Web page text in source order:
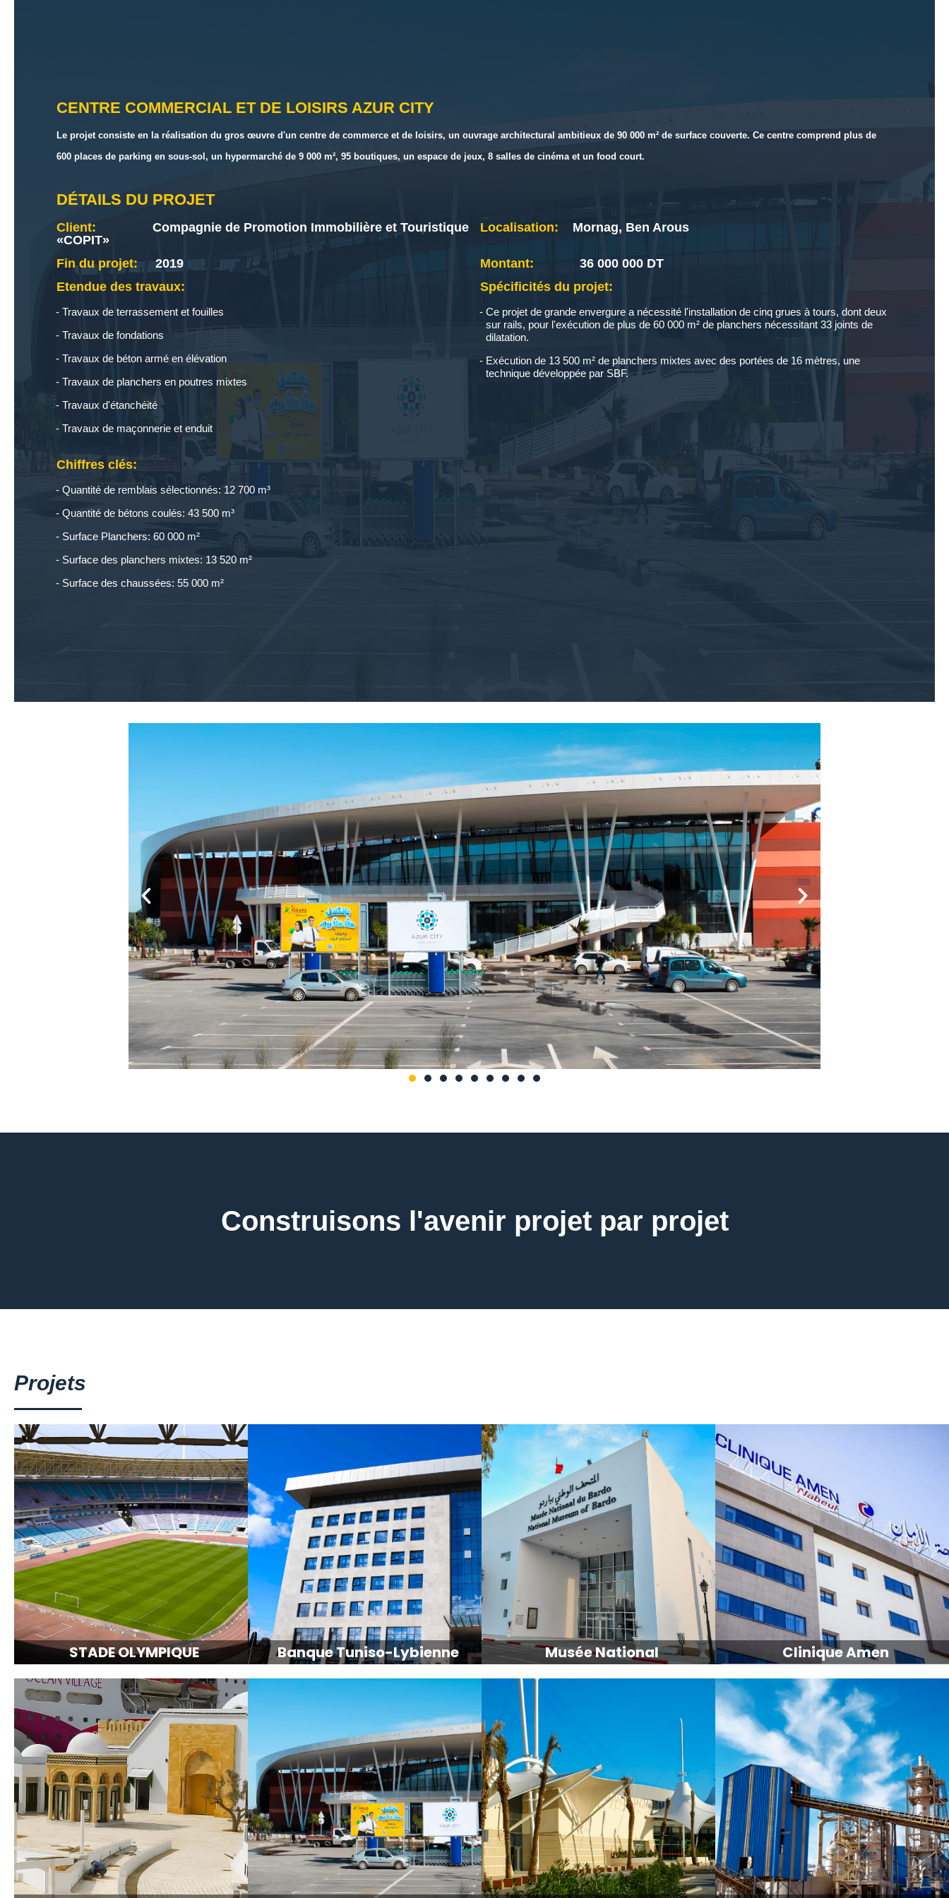
CENTRE COMMERCIAL ET DE LOISIRS AZUR CITY
Le projet consiste en la réalisation du gros œuvre d'un centre de commerce et de loisirs, un ouvrage architectural ambitieux de 90 000 m² de surface couverte. Ce centre comprend plus de
600 places de parking en sous-sol, un hypermarché de 9 000 m², 95 boutiques, un espace de jeux, 8 salles de cinéma et un food court.
DÉTAILS DU PROJET
Client:
Compagnie de Promotion Immobilière et Touristique
«COPIT»
Localisation: Mornag, Ben Arous
Fin du projet: 2019 Montant:
36 000 000 DT
Etendue des travaux:
Travaux de terrassement et fouilles
Travaux de fondations
Travaux de béton armé en élévation
Travaux de planchers en poutres mixtes
Travaux d'étanchéité
Travaux de maçonnerie et enduit
Spécificités du projet:
Ce projet de grande envergure a nécessité l'installation de cinq grues à tours, dont deux
sur rails, pour l'exécution de plus de 60 000 m² de planchers nécessitant 33 joints de
dilatation.
Exécution de 13 500 m² de planchers mixtes avec des portées de 16 mètres, une
technique développée par SBF.
Chiffres clés:
Quantité de remblais sélectionnés: 12 700 m³
Quantité de bétons coulés: 43 500 m³
Surface Planchers: 60 000 m²
Surface des planchers mixtes: 13 520 m²
Surface des chaussées: 55 000 m²
Construisons l'avenir projet par projet
Projets
STADE OLYMPIQUE Banque Tuniso-Lybienne Musée National Clinique Amen